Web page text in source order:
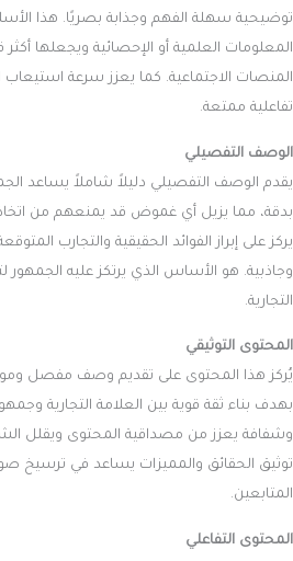
توضيحية سهلة الفهم وجذابة بصريًا. هذا
المعلومات العلمية أو الإحصائية ويجعلها أكثر
المنصات الاجتماعية. كما يعزز سرعة استيعاب
تفاعلية ممتعة.
الوصف التفصيلي
يقدم الوصف التفصيلي دليلاً شاملاً يساعد
بدقة، مما يزيل أي غموض قد يمنعهم من
يركز على إبراز الفوائد الحقيقية والتجارب
وجاذبية. هو الأساس الذي يرتكز عليه الجمهور
التجارية.
المحتوى التوثيقي
يُركز هذا المحتوى على تقديم وصف مفصل
بهدف بناء ثقة قوية بين العلامة التجارية
وشفافة يعزز من مصداقية المحتوى ويقلل
توثيق الحقائق والمميزات يساعد في ترسيخ
المتابعين.
المحتوى التفاعلي